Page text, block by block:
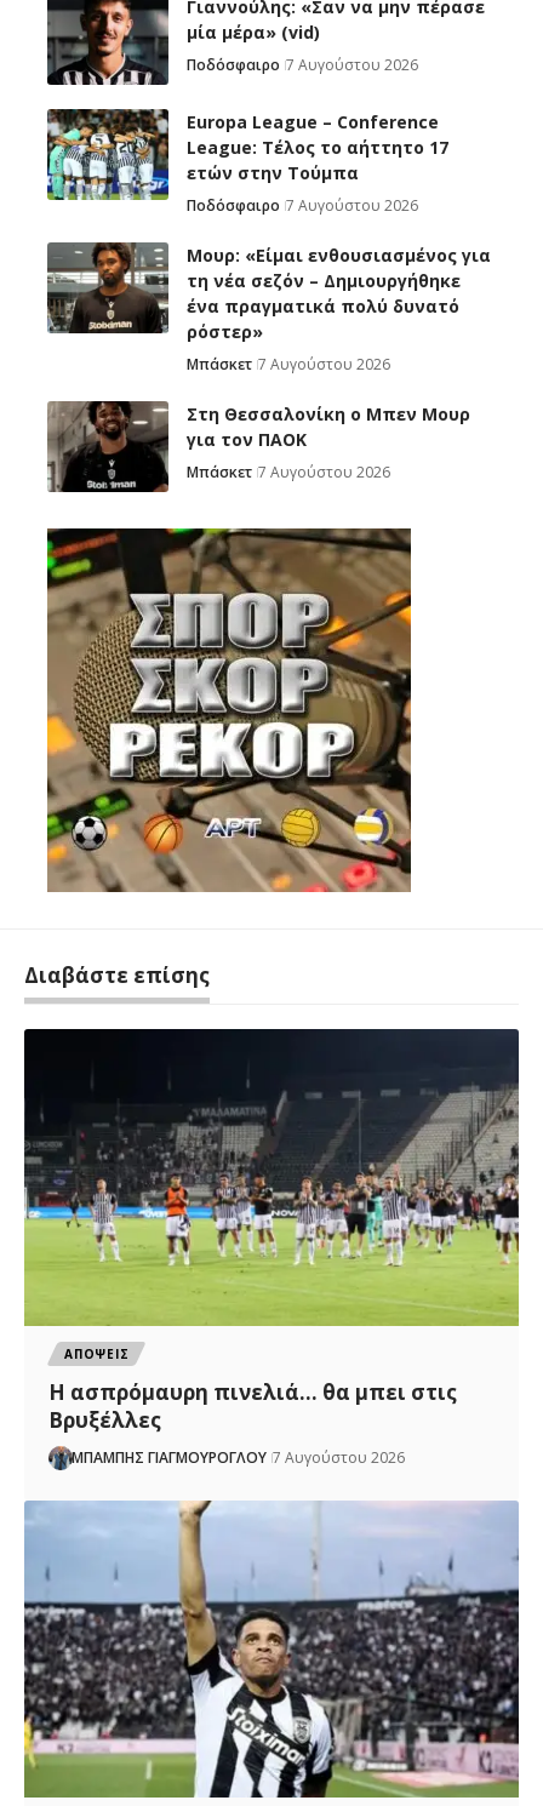
Γιαννούλης: «Σαν να μην πέρασε
μία μέρα» (vid)
Ποδόσφαιρο 7 Αυγούστου 2026
Europa League – Conference
League: Τέλος το αήττητο 17
ετών στην Τούμπα
Ποδόσφαιρο 7 Αυγούστου 2026
Μουρ: «Είμαι ενθουσιασμένος για
τη νέα σεζόν – Δημιουργήθηκε
ένα πραγματικά πολύ δυνατό
ρόστερ»
Μπάσκετ 7 Αυγούστου 2026
Στη Θεσσαλονίκη ο Μπεν Μουρ
για τον ΠΑΟΚ
Μπάσκετ 7 Αυγούστου 2026
Διαβάστε επίσης
ΑΠΟΨΕΙΣ
Η ασπρόμαυρη πινελιά… θα μπει στις
Βρυξέλλες
ΜΠΑΜΠΗΣ ΓΙΑΓΜΟΥΡΟΓΛΟΥ 7 Αυγούστου 2026